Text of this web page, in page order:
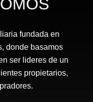
fundada en
donde basamos
ser lideres de un
propietarios,